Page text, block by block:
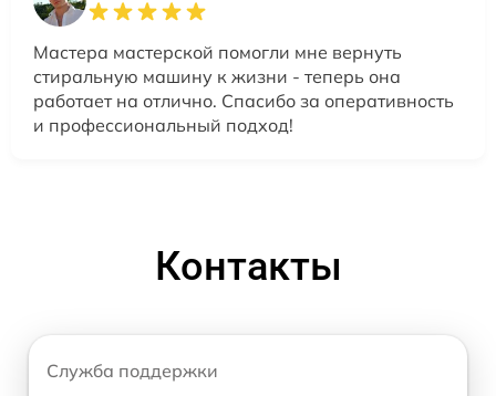
Мастера мастерской помогли мне вернуть
стиральную машину к жизни - теперь она
работает на отлично. Спасибо за оперативность
и профессиональный подход!
Контакты
Служба поддержки